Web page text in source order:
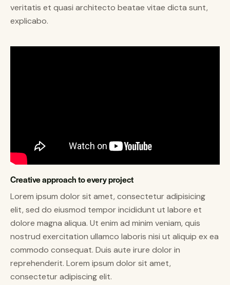
veritatis et quasi architecto beatae vitae dicta sunt,
explicabo.
Creative approach to every project
Lorem ipsum dolor sit amet, consectetur adipisicing
elit, sed do eiusmod tempor incididunt ut labore et
dolore magna aliqua. Ut enim ad minim veniam, quis
nostrud exercitation ullamco laboris nisi ut aliquip ex ea
commodo consequat. Duis aute irure dolor in
reprehenderit. Lorem ipsum dolor sit amet,
consectetur adipiscing elit.